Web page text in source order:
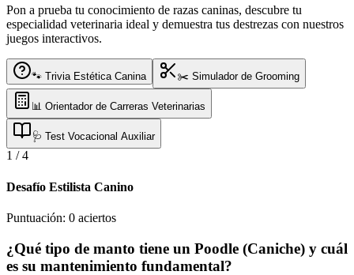
Pon a prueba tu conocimiento de razas caninas, descubre tu
especialidad veterinaria ideal y demuestra tus destrezas con nuestros
juegos interactivos.
🐾 Trivia Estética Canina ✂️ Simulador de Grooming
📊 Orientador de Carreras Veterinarias
🩺 Test Vocacional Auxiliar
1 /4
Desafío Estilista Canino
Puntuación: 0 aciertos
¿Qué tipo de manto tiene un Poodle (Caniche) y cuál
es su mantenimiento fundamental?